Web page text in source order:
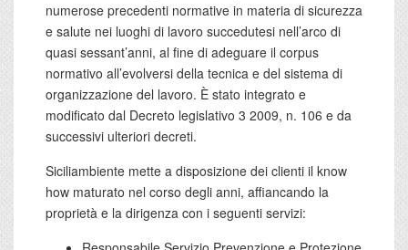
numerose precedenti normative in materia di sicurezza
e salute nei luoghi di lavoro succedutesi nell’arco di
quasi sessant’anni, al fine di adeguare il corpus
normativo all’evolversi della tecnica e del sistema di
organizzazione del lavoro. È stato integrato e
modificato dal Decreto legislativo 3 2009, n. 106 e da
successivi ulteriori decreti.
Siciliambiente mette a disposizione dei clienti il know
how maturato nel corso degli anni, affiancando la
proprietà e la dirigenza con i seguenti servizi: